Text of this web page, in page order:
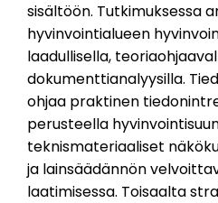
sisältöön. Tutkimuksessa
hyvinvointialueen
laadullisella,
dokumenttianalyysilla.
ohjaa praktinen
perusteella
teknismateriaaliset
ja lainsäädännön
laatimisessa. Toisaalta